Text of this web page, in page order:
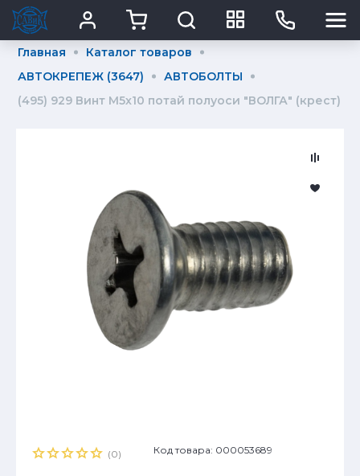
Главная
Каталог товаров
АВТОКРЕПЕЖ (3647)
АВТОБОЛТЫ
(495) 929 Винт М5х10 потай полуоси "ВОЛГА" (крест)
(0) Код товара: 000053689